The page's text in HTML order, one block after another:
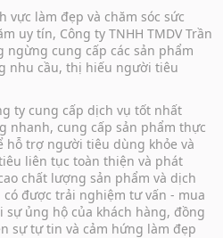
làm đẹp và chăm sóc sức
uy tín, Công ty TNHH TMDV Trần
ngừng cung cấp các sản phẩm
nhu cầu, thị hiếu người tiêu
ty cung cấp dịch vụ tốt nhất
nhanh, cung cấp sản phẩm thực
hỗ trợ người tiêu dùng khỏe và
liên tục toàn thiện và phát
chất lượng sản phẩm và dịch
được trải nghiệm tư vấn - mua
ủng hộ của khách hàng, đồng
sự tự tin và cảm hứng làm đẹp